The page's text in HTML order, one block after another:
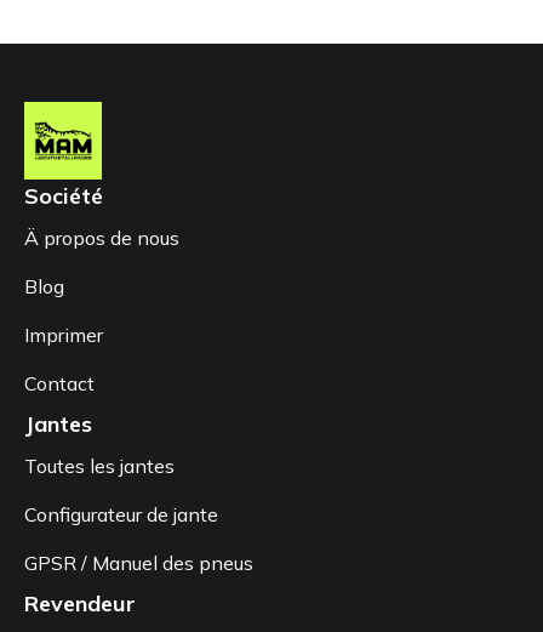
Société
Ä propos de nous
Blog
Imprimer
Contact
Jantes
Toutes les jantes
Configurateur de jante
GPSR / Manuel des pneus
Revendeur